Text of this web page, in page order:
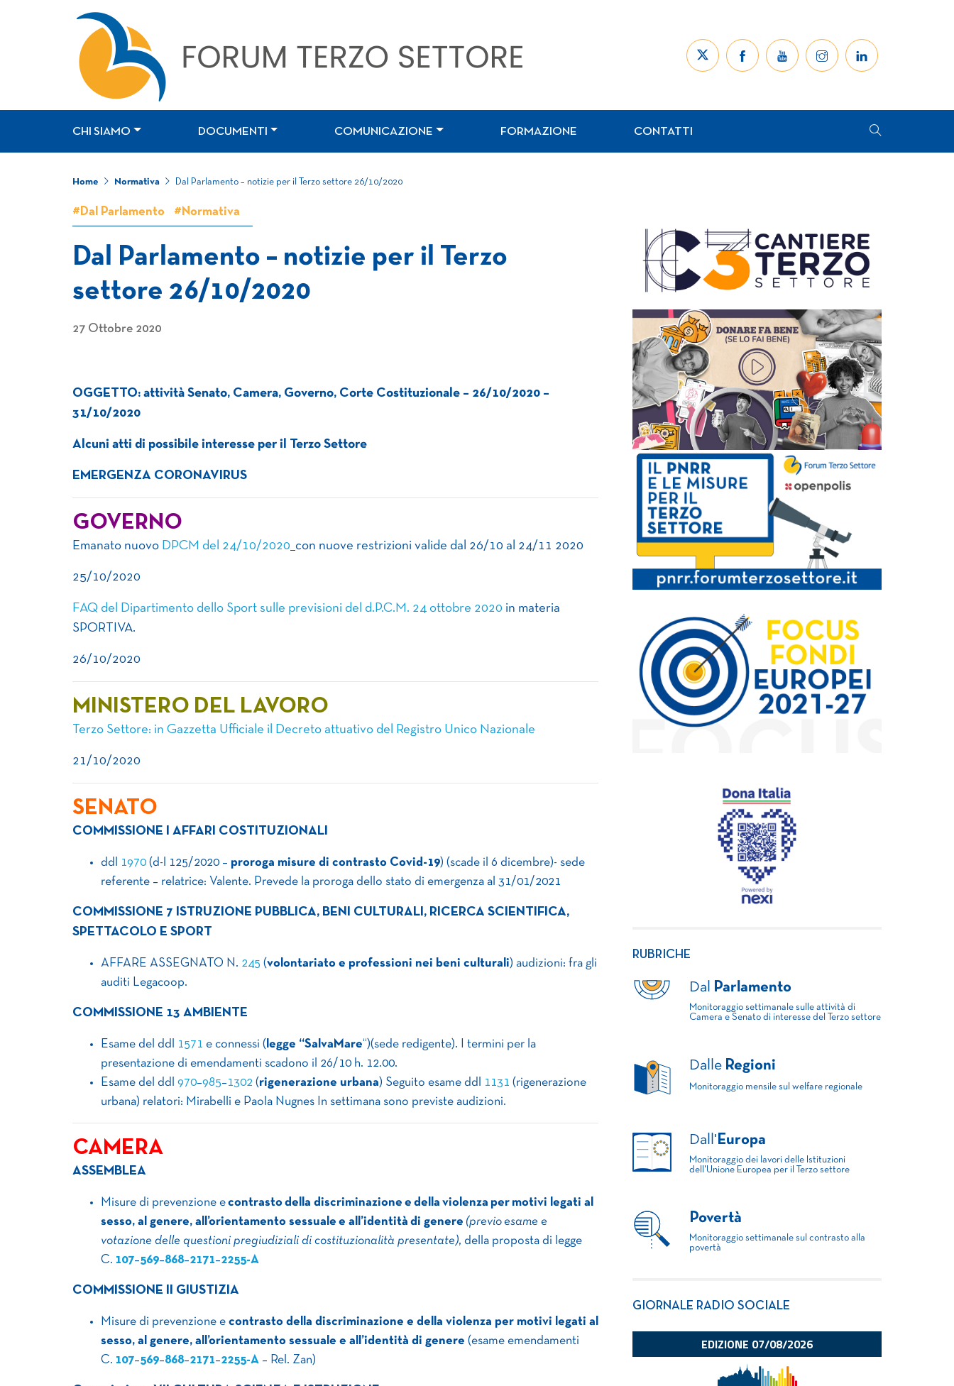
CHI SIAMO DOCUMENTI COMUNICAZIONE FORMAZIONE CONTATTI
Home Normativa Dal Parlamento – notizie per il Terzo settore 26/10/2020
#Dal Parlamento #Normativa
Dal Parlamento – notizie per il Terzo
settore 26/10/2020
27 Ottobre 2020
OGGETTO: attività Senato, Camera, Governo, Corte Costituzionale – 26/10/2020 –
31/10/2020
Alcuni atti di possibile interesse per il Terzo Settore
EMERGENZA CORONAVIRUS
GOVERNO
Emanato nuovo DPCM del 24/10/2020 con nuove restrizioni valide dal 26/10 al 24/11 2020
25/10/2020
FAQ del Dipartimento dello Sport sulle previsioni del d.P.C.M. 24 ottobre 2020 in materia
SPORTIVA.
26/10/2020
MINISTERO DEL LAVORO
Terzo Settore: in Gazzetta Ufficiale il Decreto attuativo del Registro Unico Nazionale
21/10/2020
SENATO
COMMISSIONE I AFFARI COSTITUZIONALI
ddl 1970 (d-l 125/2020 – proroga misure di contrasto Covid-19) (scade il 6 dicembre)- sede
referente – relatrice: Valente. Prevede la proroga dello stato di emergenza al 31/01/2021
COMMISSIONE 7 ISTRUZIONE PUBBLICA, BENI CULTURALI, RICERCA SCIENTIFICA,
SPETTACOLO E SPORT
AFFARE ASSEGNATO N. 245 (volontariato e professioni nei beni culturali) audizioni: fra gli
auditi Legacoop.
COMMISSIONE 13 AMBIENTE
Esame del ddl 1571 e connessi ( legge “SalvaMare“)(sede redigente). I termini per la
presentazione di emendamenti scadono il 26/10 h. 12.00.
Esame del ddl 970–985–1302 (rigenerazione urbana) Seguito esame ddl 1131 (rigenerazione
urbana) relatori: Mirabelli e Paola Nugnes In settimana sono previste audizioni.
CAMERA
ASSEMBLEA
Misure di prevenzione econtrasto della discriminazione e della violenza per motivi legati al
sesso, al genere, all’orientamento sessuale e all’identità di genere (previo esame e
votazione delle questioni pregiudiziali di costituzionalità presentate), della proposta di legge
C. 107–569–868–2171–2255-A
COMMISSIONE II GIUSTIZIA
Misure di prevenzione e contrasto della discriminazione e della violenza per motivi legati al
sesso, al genere, all’orientamento sessuale e all’identità di genere (esame emendamenti
C. 107–569–868–2171–2255-A – Rel. Zan)
RUBRICHE
Dal Parlamento
Monitoraggio settimanale sulle attività di
Camera e Senato di interesse del Terzo settore
Dalle Regioni
Monitoraggio mensile sul welfare regionale
Dall' Europa
Monitoraggio dei lavori delle Istituzioni
dell'Unione Europea per il Terzo settore
Povertà
Monitoraggio settimanale sul contrasto alla
povertà
GIORNALE RADIO SOCIALE